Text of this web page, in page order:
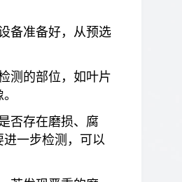
备准备好，从预选
测的部位，如叶片
否存在磨损、腐
一步检测，可以